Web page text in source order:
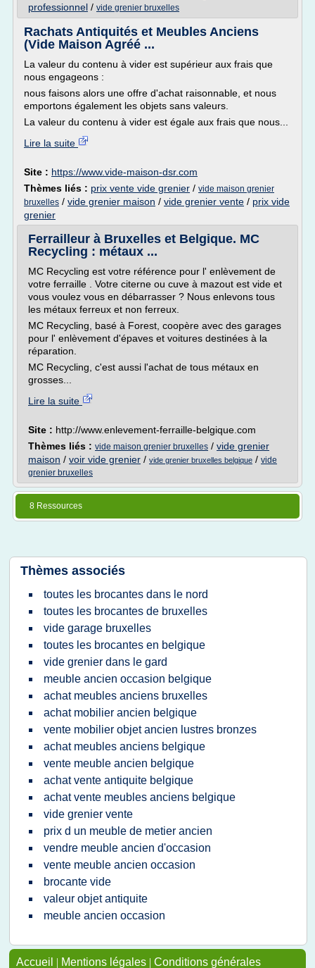
professionnel / vide grenier bruxelles
Rachats Antiquités et Meubles Anciens
(Vide Maison Agréé ...
La valeur du contenu à vider est supérieur aux frais que
nous engageons :
nous faisons alors une offre d'achat raisonnable, et nous
emportons également les objets sans valeurs.
La valeur du contenu à vider est égale aux frais que nous...
Lire la suite
Site : https://www.vide-maison-dsr.com
Thèmes liés : prix vente vide grenier / vide maison grenier
bruxelles / vide grenier maison / vide grenier vente / prix vide
grenier
Ferrailleur à Bruxelles et Belgique. MC
Recycling : métaux ...
MC Recycling est votre référence pour l' enlèvement de
votre ferraille . Votre citerne ou cuve à mazout est vide et
vous voulez vous en débarrasser ? Nous enlevons tous
les métaux ferreux et non ferreux.
MC Recycling, basé à Forest, coopère avec des garages
pour l' enlèvement d'épaves et voitures destinées à la
réparation.
MC Recycling, c'est aussi l'achat de tous métaux en
grosses...
Lire la suite
Site : http://www.enlevement-ferraille-belgique.com
Thèmes liés : vide maison grenier bruxelles / vide grenier
maison / voir vide grenier / vide grenier bruxelles belgique / vide
grenier bruxelles
8 Ressources
Thèmes associés
toutes les brocantes dans le nord
toutes les brocantes de bruxelles
vide garage bruxelles
toutes les brocantes en belgique
vide grenier dans le gard
meuble ancien occasion belgique
achat meubles anciens bruxelles
achat mobilier ancien belgique
vente mobilier objet ancien lustres bronzes
achat meubles anciens belgique
vente meuble ancien belgique
achat vente antiquite belgique
achat vente meubles anciens belgique
vide grenier vente
prix d un meuble de metier ancien
vendre meuble ancien d'occasion
vente meuble ancien occasion
brocante vide
valeur objet antiquite
meuble ancien occasion
Accueil | Mentions légales | Conditions générales